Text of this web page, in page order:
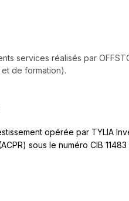
services réalisés par
de formation).
opérée par TYLIA
sous le numéro CIB